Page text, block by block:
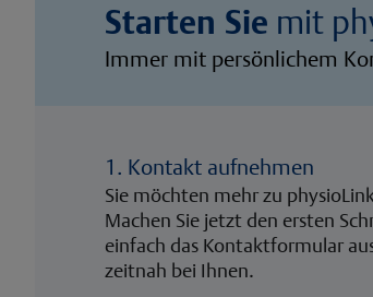
Starten Sie mit
Immer mit persönlichem
1. Kontakt aufnehmen
Sie möchten mehr zu
Machen Sie jetzt den ersten
einfach das Kontaktformular
zeitnah bei Ihnen.